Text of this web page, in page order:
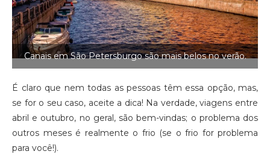
Canais em São Petersburgo são mais belos no verão.
É claro que nem todas as pessoas têm essa opção, mas,
se for o seu caso, aceite a dica! Na verdade, viagens entre
abril e outubro, no geral, são bem-vindas; o problema dos
outros meses é realmente o frio (se o frio for problema
para você!).